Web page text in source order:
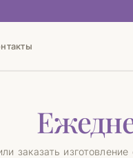
заказать